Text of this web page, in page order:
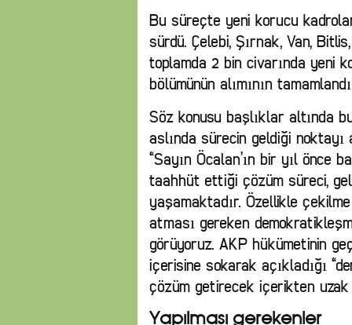
Bu süreçte yeni korucu
sürdü. Çelebi, Şırnak, Van,
toplamda 2 bin civarında yeni
bölümünün alımının
Söz konusu başlıklar altında
aslında sürecin geldiği
“Sayın Öcalan’ın bir yıl önce
taahhüt ettiği çözüm süreci,
yaşamaktadır. Özellikle
atması gereken
görüyoruz. AKP hükümetinin
içerisine sokarak açıkladığı
çözüm getirecek içerikten uzak
Yapılması gerekenler